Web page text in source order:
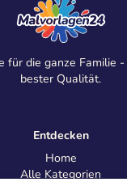
für die ganze Familie
bester Qualität.
Entdecken
Home
Alle Kategorien